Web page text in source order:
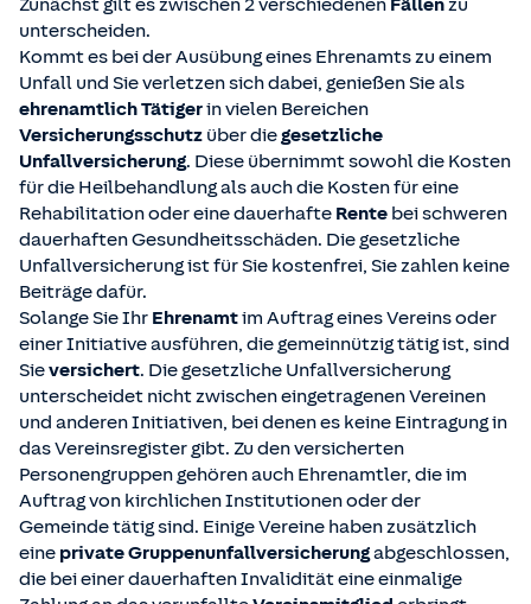
Zunächst gilt es zwischen 2 verschiedenen Fällenzu
unterscheiden.
Kommt es bei der Ausübung eines Ehrenamts zu einem
Unfall und Sie verletzen sich dabei, genießen Sie als
ehrenamtlich Tätigerin vielen Bereichen
Versicherungsschutz über diegesetzliche
Unfallversicherung. Diese übernimmt sowohl die Kosten
für die Heilbehandlung als auch die Kosten für eine
Rehabilitation oder eine dauerhafte Rente bei schweren
dauerhaften Gesundheitsschäden. Die gesetzliche
Unfallversicherung ist für Sie kostenfrei, Sie zahlen keine
Beiträge dafür.
Solange Sie Ihr Ehrenamtim Auftrag eines Vereins oder
einer Initiative ausführen, die gemeinnützig tätig ist, sind
Sieversichert. Die gesetzliche Unfallversicherung
unterscheidet nicht zwischen eingetragenen Vereinen
und anderen Initiativen, bei denen es keine Eintragung in
das Vereinsregister gibt. Zu den versicherten
Personengruppen gehören auch Ehrenamtler, die im
Auftrag von kirchlichen Institutionen oder der
Gemeinde tätig sind. Einige Vereine haben zusätzlich
eine private Gruppenunfallversicherungabgeschlossen,
die bei einer dauerhaften Invalidität eine einmalige